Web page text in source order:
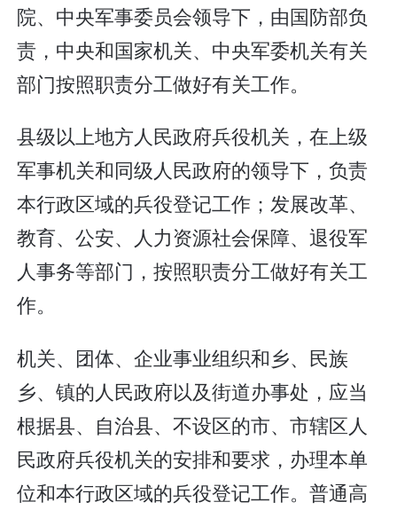
院、中央军事委员会领导下，由国防部负
责，中央和国家机关、中央军委机关有关
部门按照职责分工做好有关工作。
县级以上地方人民政府兵役机关，在上级
军事机关和同级人民政府的领导下，负责
本行政区域的兵役登记工作；发展改革、
教育、公安、人力资源社会保障、退役军
人事务等部门，按照职责分工做好有关工
作。
机关、团体、企业事业组织和乡、民族
乡、镇的人民政府以及街道办事处，应当
根据县、自治县、不设区的市、市辖区人
民政府兵役机关的安排和要求，办理本单
位和本行政区域的兵役登记工作。普通高